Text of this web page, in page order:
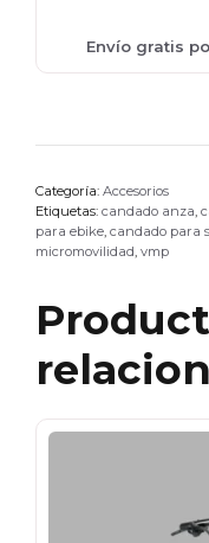
Envío gratis
Categoría: Accesorios
Etiquetas: candado anza
para ebike candado para
micromovilidad vmp